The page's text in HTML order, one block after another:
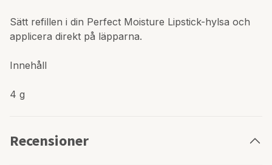
Sätt refillen i din Perfect Moisture Lipstick-hylsa och
applicera direkt på läpparna.
Innehåll
4 g
Recensioner